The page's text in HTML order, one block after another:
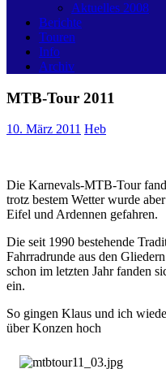
Aktuelles 2008
Berichte
Touren
Info
Archiv
MTB-Tour 2011
10. März 2011 Heb
Die Karnevals-MTB-Tour
trotz bestem Wetter wurde
Eifel und Ardennen gefahren.
Die seit 1990 bestehende
Fahrradrunde aus den
schon im letzten Jahr fanden
ein.
So gingen Klaus und ich
über Konzen hoch